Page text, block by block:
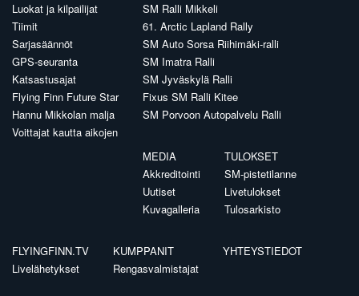
Luokat ja kilpailijat
Tiimit
Sarjasäännöt
GPS-seuranta
Katsastusajat
Flying Finn Future Star
Hannu Mikkolan malja
Voittajat kautta aikojen
SM Ralli Mikkeli
61. Arctic Lapland Rally
SM Auto Sorsa Riihimäki-ralli
SM Imatra Ralli
SM Jyväskylä Ralli
Fixus SM Ralli Kitee
SM Porvoon Autopalvelu Ralli
MEDIA
Akkreditointi
Uutiset
Kuvagalleria
TULOKSET
SM-pistetilanne
Livetulokset
Tulosarkisto
FLYINGFINN.TV
Livelähetykset
KUMPPANIT
Rengasvalmistajat
YHTEYSTIEDOT